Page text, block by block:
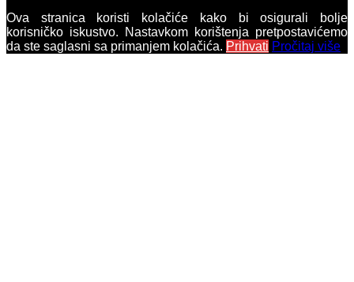
Ova stranica koristi kolačiće kako bi osigurali bolje
korisničko iskustvo. Nastavkom korištenja pretpostavićemo
da ste saglasni sa primanjem kolačića. Prihvati Pročitaj više